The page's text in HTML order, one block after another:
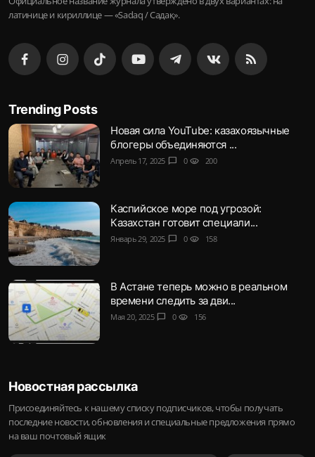
латинице и кириллице — «Sadaq / Садақ».
Trending Posts
Новая сила YouTube: казахоязычные
блогеры объединяются ...
Апрель 17, 2025 chat_bubble 0 visibility 200
Каспийское море под угрозой:
Казахстан готовит специали...
Январь 29, 2025 chat_bubble 0 visibility 158
В Астане теперь можно в реальном
времени следить за дви...
Мая 20, 2025 chat_bubble 0 visibility 156
Новостная рассылка
Присоединяйтесь к нашему списку подписчиков, чтобы получать
последние новости, обновления и специальные предложения прямо
на ваш почтовый ящик